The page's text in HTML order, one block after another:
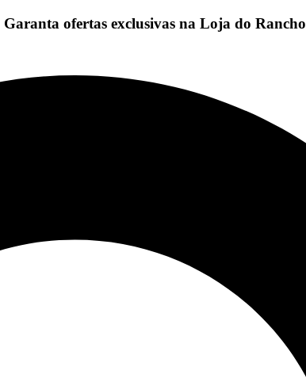
Garanta ofertas exclusivas na Loja do Rancho